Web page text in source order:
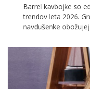
Barrel kavbojke so
trendov leta 2026.
navdušenke
kroj je prepoznaven
bokov in stegen ter